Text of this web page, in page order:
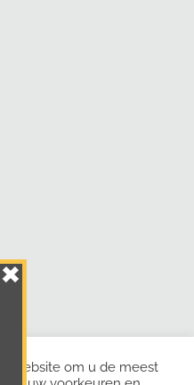
website om u de meest